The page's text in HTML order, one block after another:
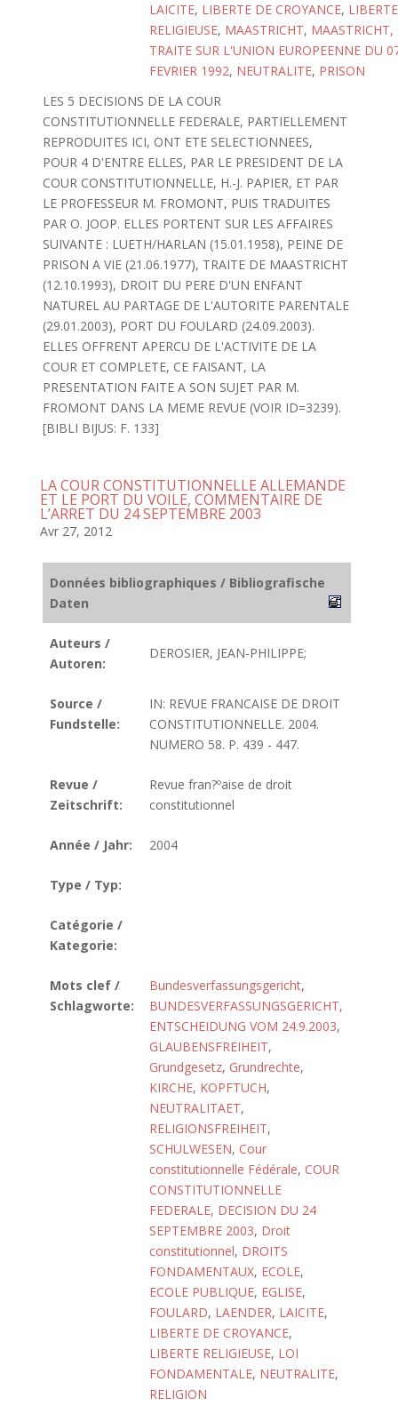
LAICITE, LIBERTE DE CROYANCE, LIBERTE
RELIGIEUSE, MAASTRICHT, MAASTRICHT,
TRAITE SUR L'UNION EUROPEENNE DU
FEVRIER 1992, NEUTRALITE, PRISON
LES 5 DECISIONS DE LA COUR
CONSTITUTIONNELLE FEDERALE, PARTIELLEMENT
REPRODUITES ICI, ONT ETE SELECTIONNEES,
POUR 4 D'ENTRE ELLES, PAR LE PRESIDENT DE LA
COUR CONSTITUTIONNELLE, H.-J. PAPIER, ET PAR
LE PROFESSEUR M. FROMONT, PUIS TRADUITES
PAR O. JOOP. ELLES PORTENT SUR LES AFFAIRES
SUIVANTE : LUETH/HARLAN (15.01.1958), PEINE DE
PRISON A VIE (21.06.1977), TRAITE DE MAASTRICHT
(12.10.1993), DROIT DU PERE D'UN ENFANT
NATUREL AU PARTAGE DE L'AUTORITE PARENTALE
(29.01.2003), PORT DU FOULARD (24.09.2003).
ELLES OFFRENT APERCU DE L'ACTIVITE DE LA
COUR ET COMPLETE, CE FAISANT, LA
PRESENTATION FAITE A SON SUJET PAR M.
FROMONT DANS LA MEME REVUE (VOIR ID=3239).
[BIBLI BIJUS: F. 133]
LA COUR CONSTITUTIONNELLE ALLEMANDE
ET LE PORT DU VOILE, COMMENTAIRE DE
L’ARRET DU 24 SEPTEMBRE 2003
Avr 27, 2012
Données bibliographiques / Bibliografische
Daten
Auteurs /
Autoren:
DEROSIER, JEAN-PHILIPPE;
Source /
Fundstelle:
IN: REVUE FRANCAISE DE DROIT
CONSTITUTIONNELLE. 2004.
NUMERO 58. P. 439 - 447.
Revue /
Zeitschrift:
Revue fran?ºaise de droit
constitutionnel
Année / Jahr: 2004
Type / Typ:
Catégorie /
Kategorie:
Mots clef /
Schlagworte:
Bundesverfassungsgericht,
BUNDESVERFASSUNGSGERICHT,
ENTSCHEIDUNG VOM 24.9.2003,
GLAUBENSFREIHEIT,
Grundgesetz, Grundrechte,
KIRCHE, KOPFTUCH,
NEUTRALITAET,
RELIGIONSFREIHEIT,
SCHULWESEN, Cour
constitutionnelle Fédérale, COUR
CONSTITUTIONNELLE
FEDERALE, DECISION DU 24
SEPTEMBRE 2003, Droit
constitutionnel, DROITS
FONDAMENTAUX, ECOLE,
ECOLE PUBLIQUE, EGLISE,
FOULARD, LAENDER, LAICITE,
LIBERTE DE CROYANCE,
LIBERTE RELIGIEUSE, LOI
FONDAMENTALE, NEUTRALITE,
RELIGION